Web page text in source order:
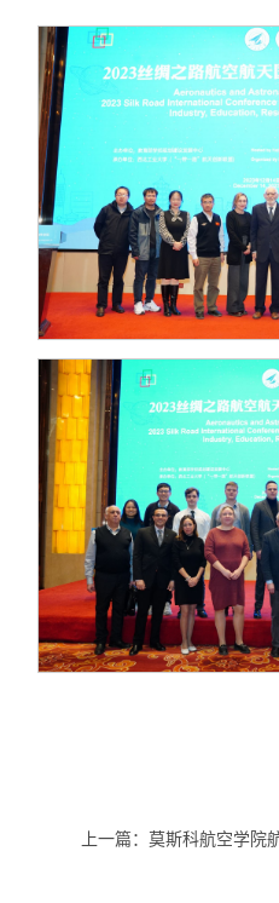
上一篇：莫斯科航空学院